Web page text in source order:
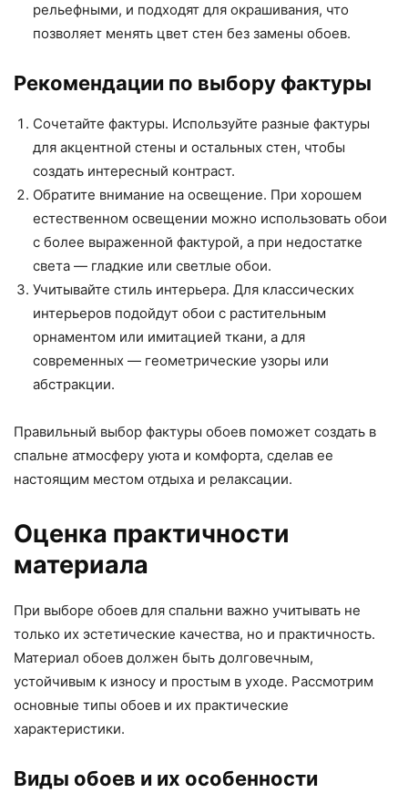
рельефными, и подходят для окрашивания, что
позволяет менять цвет стен без замены обоев.
Рекомендации по выбору фактуры
Сочетайте фактуры. Используйте разные фактуры
для акцентной стены и остальных стен, чтобы
создать интересный контраст.
Обратите внимание на освещение. При хорошем
естественном освещении можно использовать обои
с более выраженной фактурой, а при недостатке
света — гладкие или светлые обои.
Учитывайте стиль интерьера. Для классических
интерьеров подойдут обои с растительным
орнаментом или имитацией ткани, а для
современных — геометрические узоры или
абстракции.
Правильный выбор фактуры обоев поможет создать в
спальне атмосферу уюта и комфорта, сделав ее
настоящим местом отдыха и релаксации.
Оценка практичности
материала
При выборе обоев для спальни важно учитывать не
только их эстетические качества, но и практичность.
Материал обоев должен быть долговечным,
устойчивым к износу и простым в уходе. Рассмотрим
основные типы обоев и их практические
характеристики.
Виды обоев и их особенности